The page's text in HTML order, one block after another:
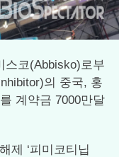
스코(Abbisko)로부
의 중국, 홍
계약금 7000만달
제 ‘피미코티닙